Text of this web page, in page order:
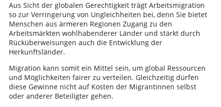
Aus Sicht der globalen Gerechtigkeit trägt Arbeitsmigration
so zur Verringerung von Ungleichheiten bei, denn Sie bietet
Menschen aus ärmeren Regionen Zugang zu den
Arbeitsmärkten wohlhabenderer Länder und stärkt durch
Rücküberweisungen auch die Entwicklung der
Herkunftsländer.
Migration kann somit ein Mittel sein, um global Ressourcen
und Möglichkeiten fairer zu verteilen. Gleichzeitig dürfen
diese Gewinne nicht auf Kosten der Migrantinnen selbst
oder anderer Beteiligter gehen.